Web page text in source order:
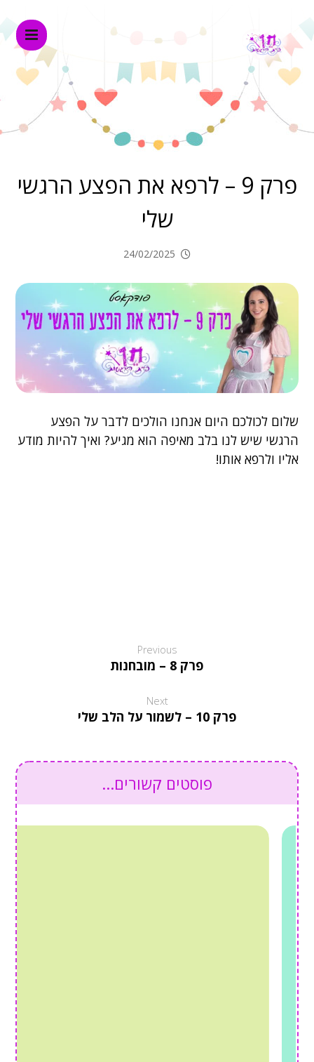
פרק 9 – לרפא את הפצע הרגשי
שלי
24/02/2025
שלום לכולכם היום אנחנו הולכים לדבר על הפצע
הרגשי שיש לנו בלב מאיפה הוא מגיע? ואיך להיות מודע
אליו ולרפא אותו!
Previous
פרק 8 – מובחנות
Next
פרק 10 – לשמור על הלב שלי
פוסטים קשורים...